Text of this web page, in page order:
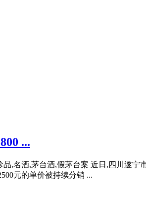
...
,名酒,茅台酒,假茅台案 近日,四川遂
元的单价被持续分销 ...